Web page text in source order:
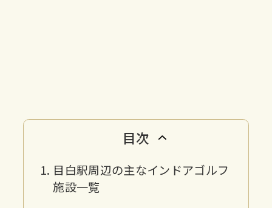
目次
目白駅周辺の主なインドアゴルフ
施設一覧